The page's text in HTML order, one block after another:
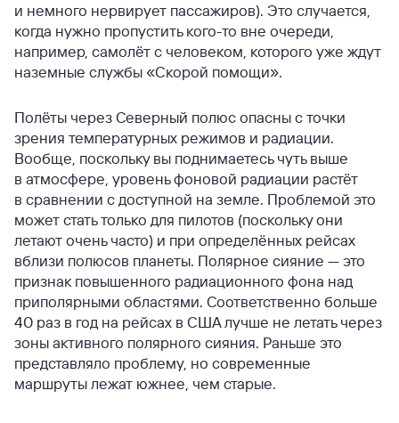
и немного нервирует пассажиров). Это случается,
когда нужно пропустить кого-то вне очереди,
например, самолёт с человеком, которого уже ждут
наземные службы «Скорой помощи».
Полёты через Северный полюс опасны с точки
зрения температурных режимов и радиации.
Вообще, поскольку вы поднимаетесь чуть выше
в атмосфере, уровень фоновой радиации растёт
в сравнении с доступной на земле. Проблемой это
может стать только для пилотов (поскольку они
летают очень часто) и при определённых рейсах
вблизи полюсов планеты. Полярное сияние — это
признак повышенного радиационного фона над
приполярными областями. Соответственно больше
40 раз в год на рейсах в США лучше не летать через
зоны активного полярного сияния. Раньше это
представляло проблему, но современные
маршруты лежат южнее, чем старые.